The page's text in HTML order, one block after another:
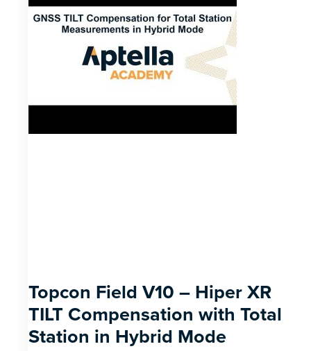
Topcon Field V10 – Hiper XR
TILT Compensation with Total
Station in Hybrid Mode